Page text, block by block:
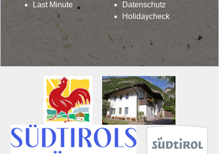
Last Minute
Datenschutz
Holidaycheck
Lindenhof